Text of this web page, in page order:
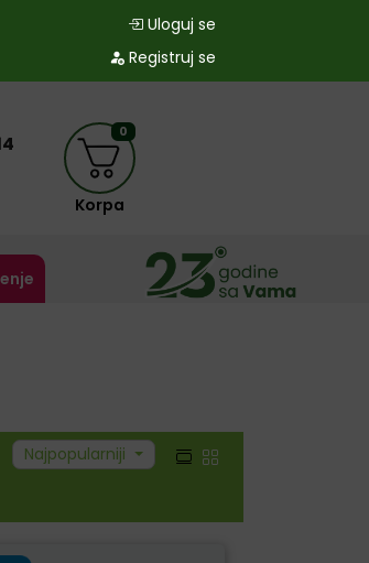
Uloguj se
Registruj se
0
Korpa
Najpopularniji